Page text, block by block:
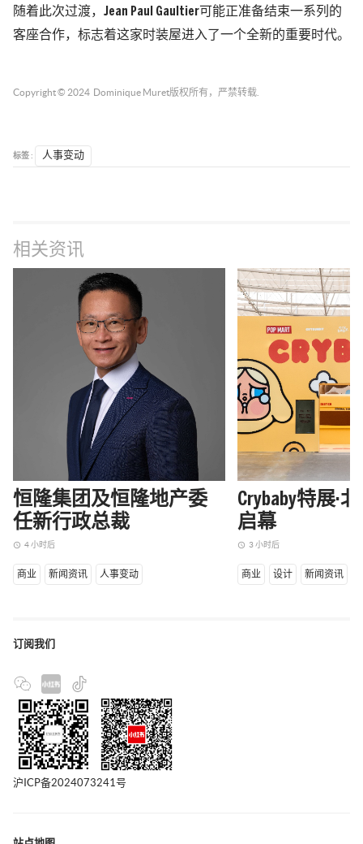
随着此次过渡，Jean Paul Gaultier可能正准备结束一系列的
客座合作，标志着这家时装屋进入了一个全新的重要时代。
Copyright © 2024 Dominique Muret版权所有，严禁转载.
标签 : 人事变动
相关资讯
恒隆集团及恒隆地产委
任新行政总裁
access_time 4 小时后
商业 新闻资讯 人事变动
Crybaby特展·
启幕
access_time 3 小时后
商业 设计 新闻资讯
订阅我们
沪ICP备2024073241号